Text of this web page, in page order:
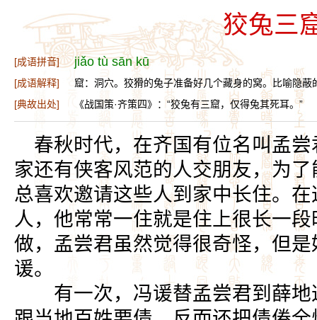
狡兔三
[成语拼音] jiǎo tù sān kū
[成语解释]
窟：洞穴。狡猾的兔子准备好几个藏身的窝。比喻隐蔽
[典故出处]
《战国策·齐策四》：“狡兔有三窟，仅得兔其死耳。”
春秋时代，在齐国有位名叫孟
家还有侠客风范的人交朋友，为
总喜欢邀请这些人到家中长住。
人，他常常一住就是住上很长一
做，孟尝君虽然觉得很奇怪，但
谖。
有一次，冯谖替孟尝君到薛地